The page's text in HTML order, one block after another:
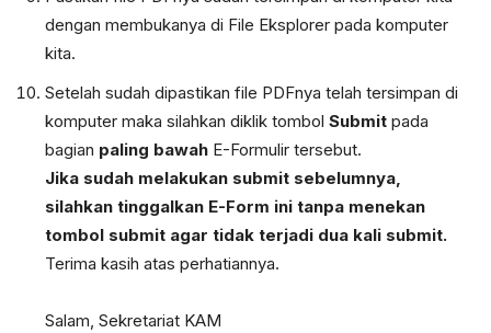
dengan membukanya di File Eksplorer pada komputer
kita.
Setelah sudah dipastikan file PDFnya telah tersimpan di
komputer maka silahkan diklik tombol Submit pada
bagian paling bawah E-Formulir tersebut.
Jika sudah melakukan submit sebelumnya,
silahkan tinggalkan E-Form ini tanpa menekan
tombol submit agar tidak terjadi dua kali submit.
Terima kasih atas perhatiannya.
Salam, Sekretariat KAM